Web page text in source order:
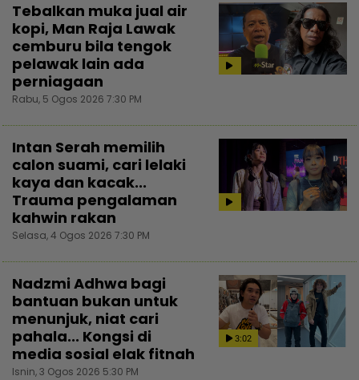
Tebalkan muka jual air
kopi, Man Raja Lawak
cemburu bila tengok
pelawak lain ada
perniagaan
Rabu, 5 Ogos 2026 7:30 PM
Intan Serah memilih
calon suami, cari lelaki
kaya dan kacak...
Trauma pengalaman
kahwin rakan
Selasa, 4 Ogos 2026 7:30 PM
3:02
Nadzmi Adhwa bagi
bantuan bukan untuk
menunjuk, niat cari
pahala... Kongsi di
media sosial elak fitnah
Isnin, 3 Ogos 2026 5:30 PM